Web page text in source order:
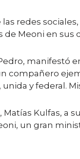
las redes
Meoni en
manifestó
compañero
y federal.
Kulfas, a
un gran